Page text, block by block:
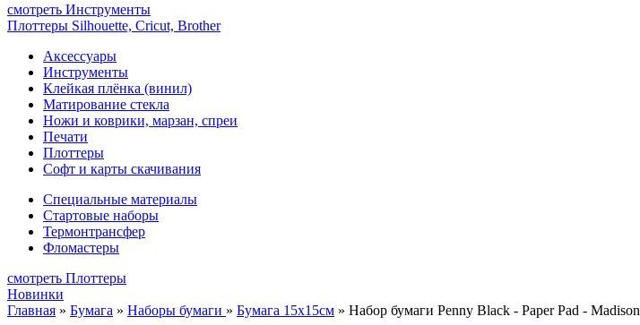
смотреть Инструменты
Плоттеры Silhouette, Cricut, Brother
Аксессуары
Инструменты
Клейкая плёнка (винил)
Матирование стекла
Ножи и коврики, марзан, спреи
Печати
Плоттеры
Софт и карты скачивания
Специальные материалы
Стартовые наборы
Термонтрансфер
Фломастеры
смотреть Плоттеры
Новинки
Главная » Бумага » Наборы бумаги » Бумага 15х15см » Набор бумаги Penny Black - Paper Pad - Madison